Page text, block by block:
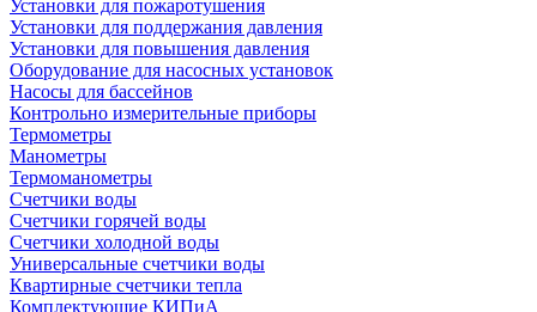
Установки для пожаротушения
Установки для поддержания давления
Установки для повышения давления
Оборудование для насосных установок
Насосы для бассейнов
Контрольно измерительные приборы
Термометры
Манометры
Термоманометры
Счетчики воды
Счетчики горячей воды
Счетчики холодной воды
Универсальные счетчики воды
Квартирные счетчики тепла
Комплектующие КИПиА